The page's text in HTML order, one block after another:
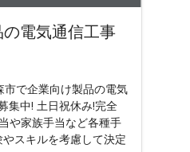
電気通信工事
市で企業向け製品の電気
集中! 土日祝休み!完全
や家族手当など各種手
スキルを考慮して決定